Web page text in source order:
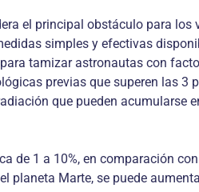
el principal obstácu­lo para
simples y efectivas
tamizar astronautas con
previas que superen las 3
que pueden acumularse
de 1 a 10%, en compara­ción
Marte, se puede